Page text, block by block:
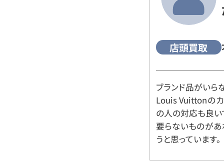
店頭買取
ブランド品がいら
Louis Vuittonの
の人の対応も良い
要らないものがあ
うと思っています。